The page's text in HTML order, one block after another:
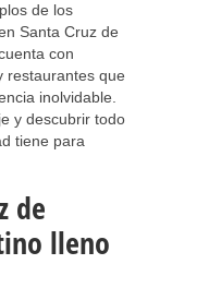
de los
Santa Cruz de
con
restaurantes que
inolvidable.
y descubrir todo
tiene para
de
lleno